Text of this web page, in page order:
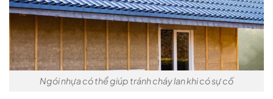
Ngói nhựa có thể giúp tránh cháy lan khi có sự cố